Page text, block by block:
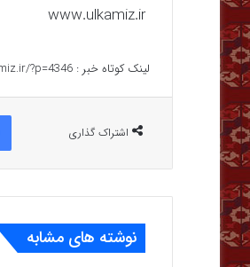
www.ulkamiz.ir
لینک کوتاه خبر : ?p=4346
اشتراک گذاری
نوشته های مشابه